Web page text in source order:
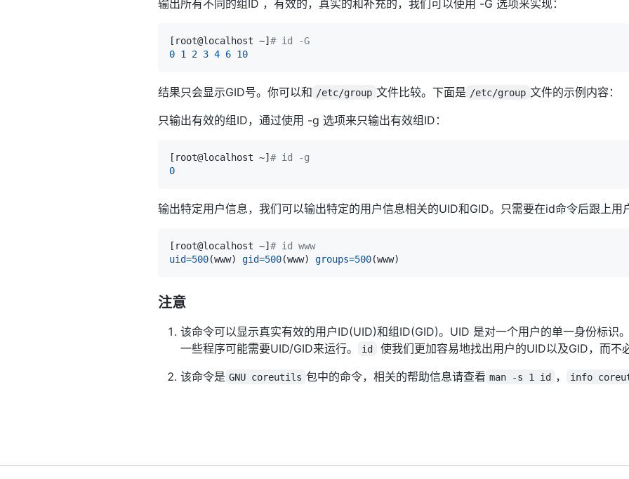
输出所有不同的组ID ，有效的，真实的和补充的，我们可以使用 -G 选项来实现：
[ root@localhost ~] # id -G
0 1 2 3 4 6 10
结果只会显示GID号。你可以和 /etc/group 文件比较。下面是 /etc/group 文件的示例内容：
只输出有效的组ID，通过使用 -g 选项来只输出有效组ID：
[ root@localhost ~] # id -g
0
输出特定用户信息，我们可以输出特定的用户信息相关的UID和GID。只需要在id命令后跟上用
[ root@localhost ~] # id www
uid=500(www) gid=500(www) groups=500(www)
注意
该命令可以显示真实有效的用户ID(UID)和组ID(GID)。UID 是对一个用户的单一身份标识
一些程序可能需要UID/GID来运行。
id 使我们更加容易地找出用户的UID以及GID，而不
该命令是 GNU coreutils 包中的命令，相关的帮助信息请查看 man -s 1 id ， info